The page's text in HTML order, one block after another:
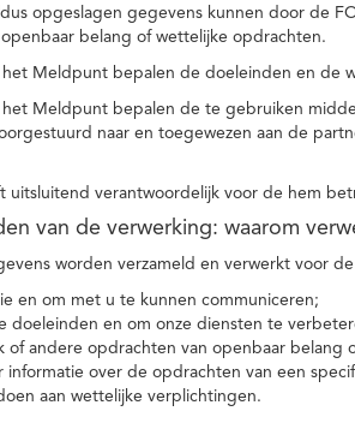
opgeslagen gegevens kunnen door de
belang of wettelijke opdrachten.
het Meldpunt bepalen de doeleinden en de
het Meldpunt bepalen de te gebruiken
naar en toegewezen aan de
uitsluitend verantwoordelijk voor de hem
van de verwerking: waarom
worden verzameld en verwerkt voor
en om met u te kunnen communiceren;
doeleinden en om onze diensten te
of andere opdrachten van openbaar belang
informatie over de opdrachten van een
aan wettelijke verplichtingen.